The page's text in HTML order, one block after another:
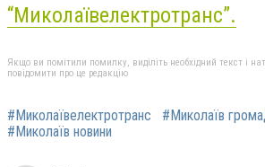
“Миколаївелектротранс”.
Якщо ви помітили помилку, виділіть необхідний текст і
повідомити про це редакцію
#Миколаївелектротранс
#Миколаїв
#Миколаїв новини